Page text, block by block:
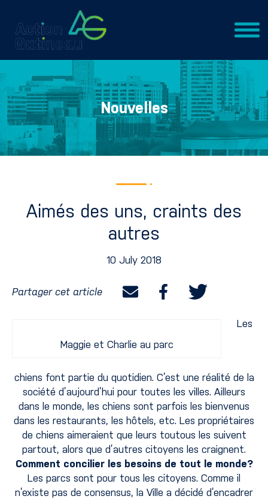
Nouvelles
Aimés des uns, craints des
autres
10 July 2018
Partager cet article
Maggie et Charlie au parc
Les
chiens font partie du quotidien. C’est une réalité de la
société d’aujourd’hui pour toutes les villes. Ailleurs
dans le monde, les chiens sont parfois les bienvenus
dans les restaurants, les hôtels, etc. Les propriétaires
de chiens aimeraient que leurs toutous les suivent
partout, alors que d’autres citoyens les craignent.
Comment concilier les besoins de tout le monde?
Les parcs sont pour tous les citoyens. Comme il
n’existe pas de consensus, la Ville a décidé d’encadrer